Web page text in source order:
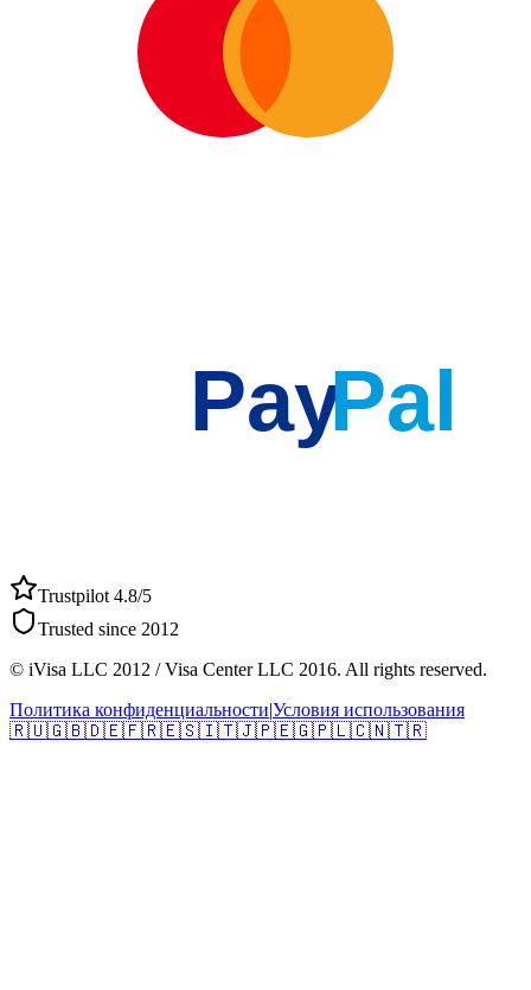
PayPal
Trustpilot 4.8/5
Trusted since 2012
© iVisa LLC 2012 / Visa Center LLC 2016. All rights reserved.
Политика конфиденциальности|Условия использования
🇷🇺🇬🇧🇩🇪🇫🇷🇪🇸🇮🇹🇯🇵🇪🇬🇵🇱🇨🇳🇹🇷